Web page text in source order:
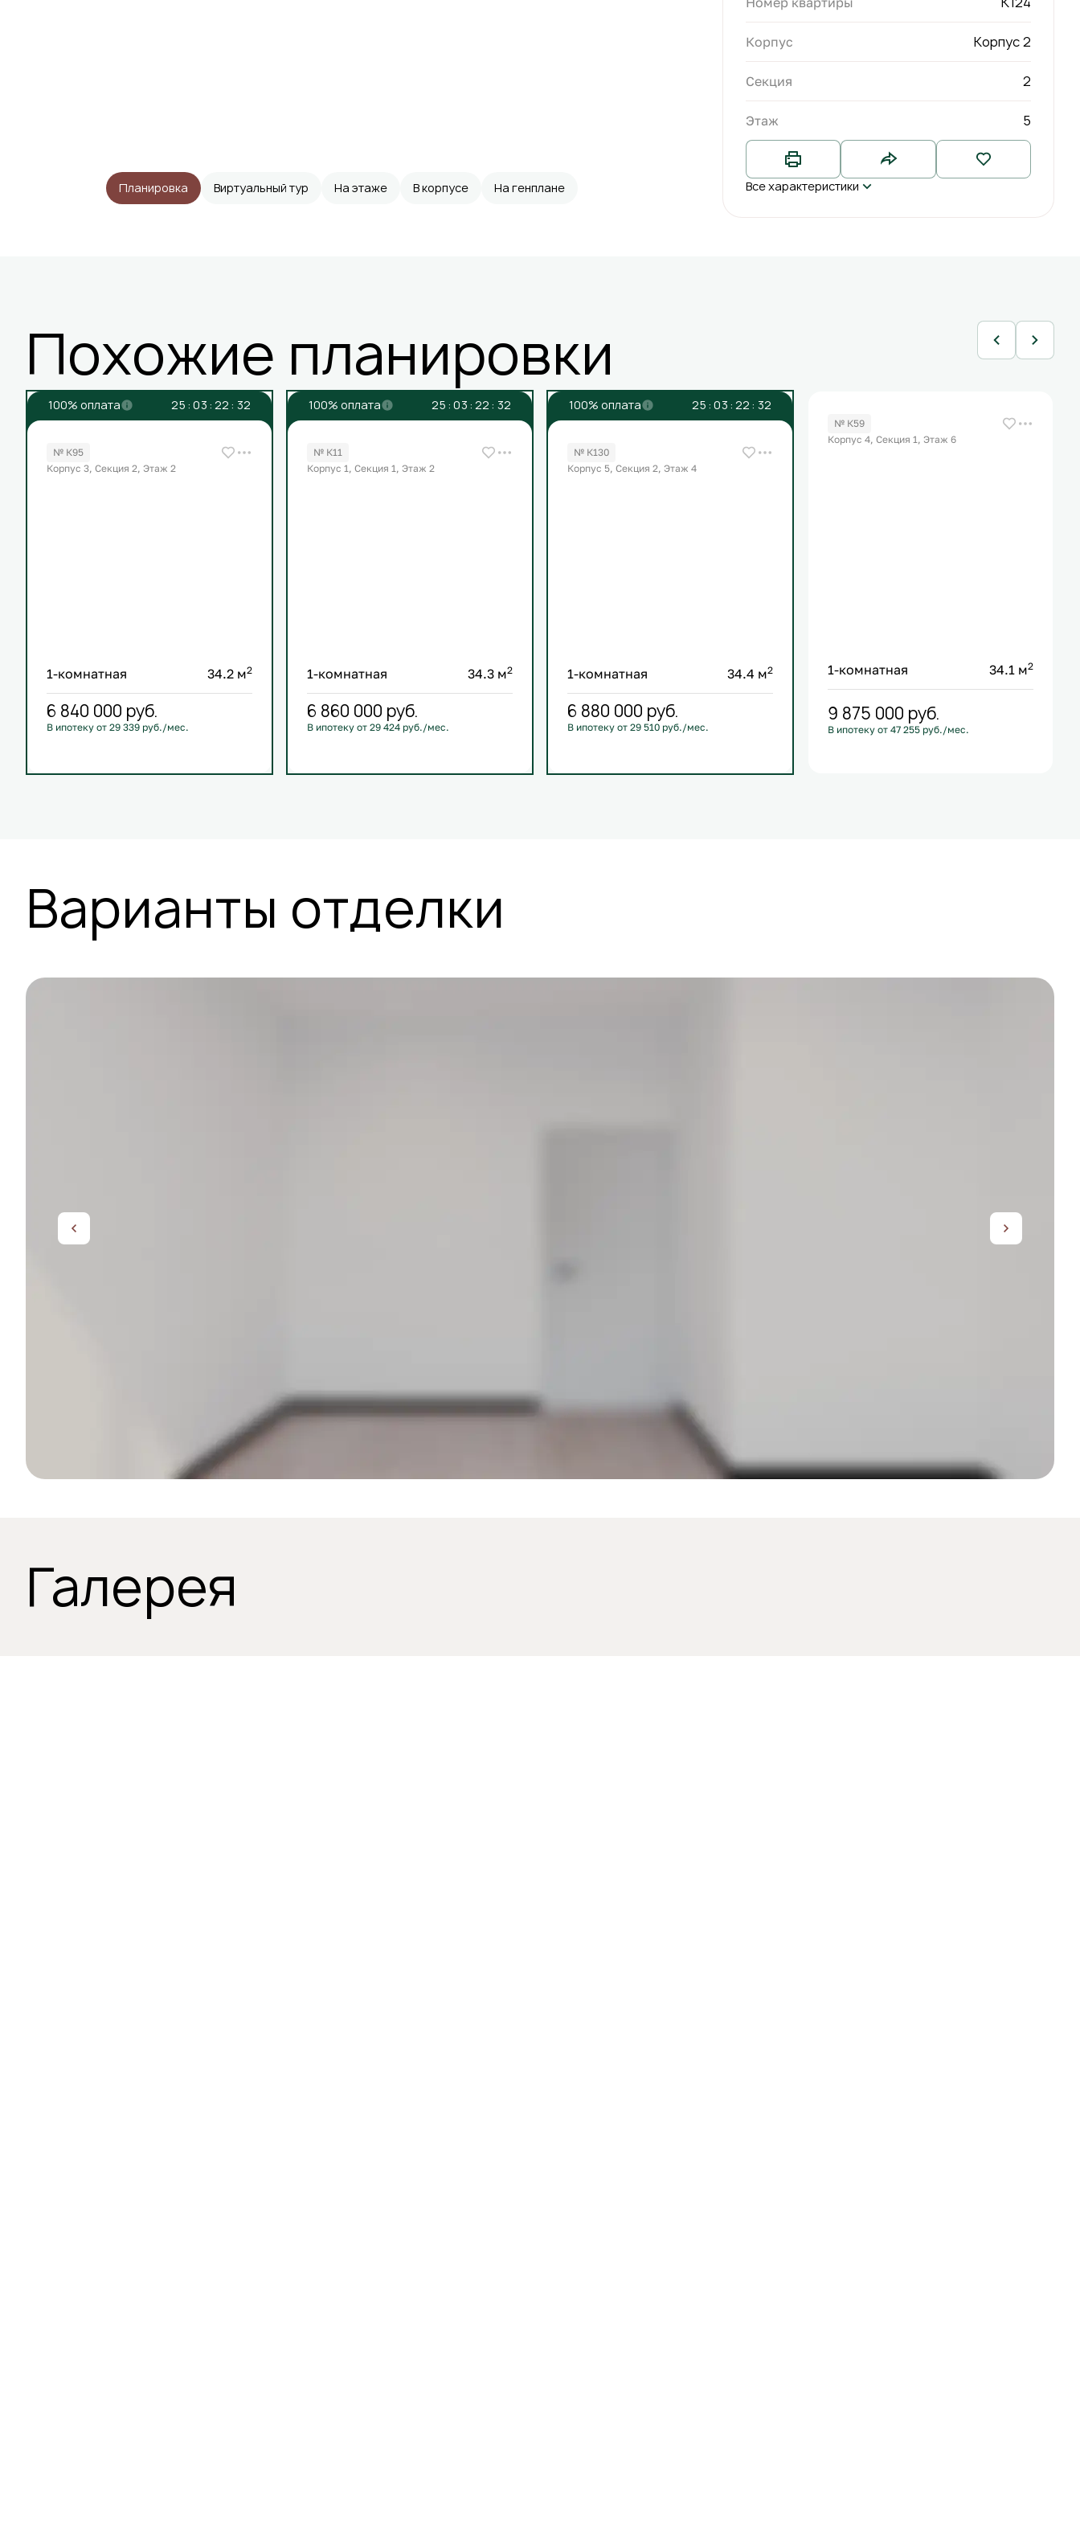
Планировка Виртуальный тур На этаже В корпусе На генплане
Корпус Корпус 2
Секция 2
Этаж 5
Все характеристики
Похожие планировки
100% оплата 25 : 03 : 22 : 32
№ К95
Корпус 3, Секция 2, Этаж 2
1-комнатная 34.2 м2
6 840 000 руб.
В ипотеку от 29 339 руб./мес.
100% оплата 25 : 03 : 22 : 32
№ К11
Корпус 1, Секция 1, Этаж 2
1-комнатная 34.3 м2
6 860 000 руб.
В ипотеку от 29 424 руб./мес.
100% оплата 25 : 03 : 22 : 32
№ К130
Корпус 5, Секция 2, Этаж 4
1-комнатная 34.4 м2
6 880 000 руб.
В ипотеку от 29 510 руб./мес.
№ К59
Корпус 4, Секция 1, Этаж 6
1-комнатная 34.1 м2
9 875 000 руб.
В ипотеку от 47 255 руб./мес.
Варианты отделки
Галерея